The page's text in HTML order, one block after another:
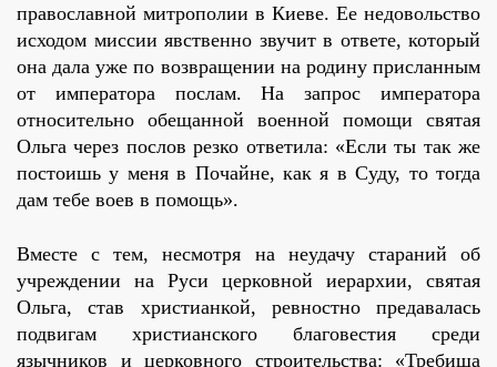
православной митрополии в Киеве. Ее недовольство
исходом миссии явственно звучит в ответе, который
она дала уже по возвращении на родину присланным
от императора послам. На запрос императора
относительно обещанной военной помощи святая
Ольга через послов резко ответила: «Если ты так же
постоишь у меня в Почайне, как я в Суду, то тогда
дам тебе воев в помощь».
Вместе с тем, несмотря на неудачу стараний об
учреждении на Руси церковной иерархии, святая
Ольга, став христианкой, ревностно предавалась
подвигам христианского благовестия среди
язычников и церковного строительства: «Требища